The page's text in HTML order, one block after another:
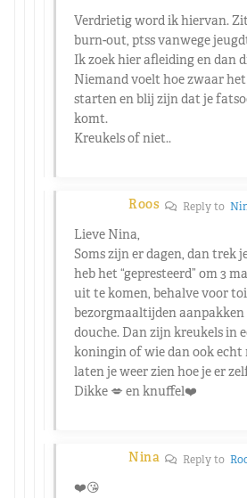
Verdrietig word ik hiervan.
burn-out, ptss vanwege
Ik zoek hier afleiding en dan
Niemand voelt hoe zwaar het
starten en blij zijn dat je
komt.
Kreukels of niet..
Roos Reply to
Lieve Nina,
Soms zijn er dagen, dan trek
heb het “gepresteerd” om 3
uit te komen, behalve voor
bezorgmaaltijden aanpakken
douche. Dan zijn kreukels in
koningin of wie dan ook echt
laten je weer zien hoe je er
Dikke 💋 en knuffel❤️
Nina Reply to
❤️😘